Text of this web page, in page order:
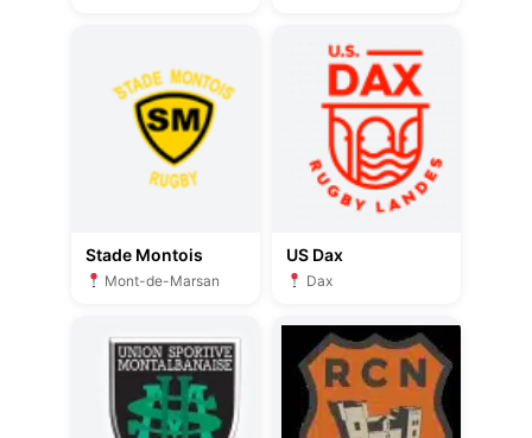
Stade Montois
Mont-de-Marsan
US Dax
Dax